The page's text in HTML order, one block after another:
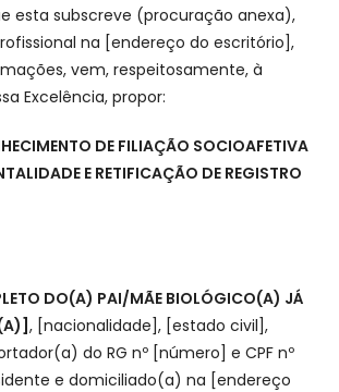
esta subscreve (procuração anexa),
na [endereço do escritório],
vem, respeitosamente, à
Excelência, propor:
DE FILIAÇÃO SOCIOAFETIVA
E RETIFICAÇÃO DE REGISTRO
DO(A) PAI/MÃE BIOLÓGICO(A) JÁ
, [nacionalidade], [estado civil],
do RG nº [número] e CPF nº
e domiciliado(a) na [endereço